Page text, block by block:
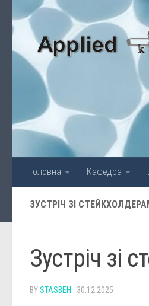
Skip to content
Головна Кафедра
ЗУСТРІЧ ЗІ
Зустріч зі
BYSTASBEH · 30.12.2025